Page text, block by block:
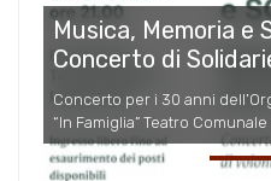
Musica, Memoria e
Concerto di
Concerto per i 30 anni
“In Famiglia” Teatro